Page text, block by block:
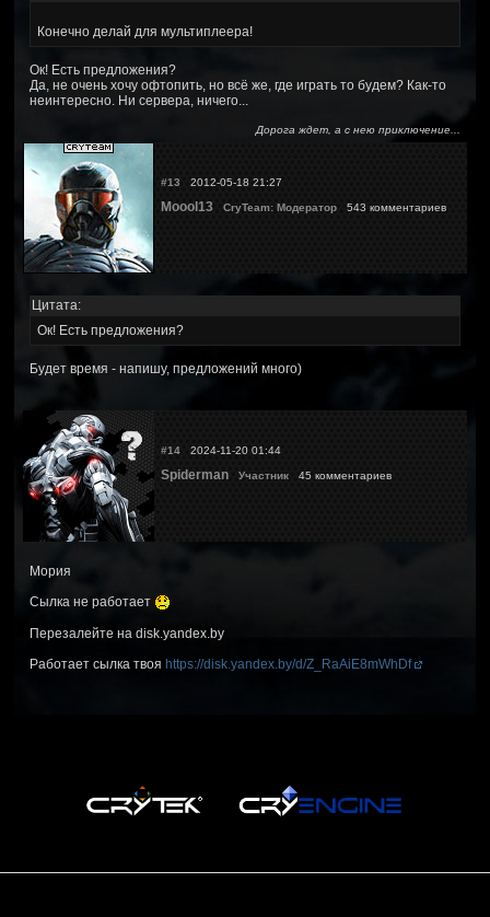
Конечно делай для мультиплеера!
Ок! Есть предложения?
Да, не очень хочу офтопить, но всё же, где играть то будем? Как-то
неинтересно. Ни сервера, ничего...
Дорога ждет, а с нею приключение...
#13 2012-05-18 21:27
Moool13 CryTeam: Модератор 543 комментариев
Цитата:
Ок! Есть предложения?
Будет время - напишу, предложений много)
#14 2024-11-20 01:44
Spiderman Участник 45 комментариев
Мория
Сылка не работает
Перезалейте на disk.yandex.by
Работает сылка твоя https://disk.yandex.by/d/Z_RaAiE8mWhDf